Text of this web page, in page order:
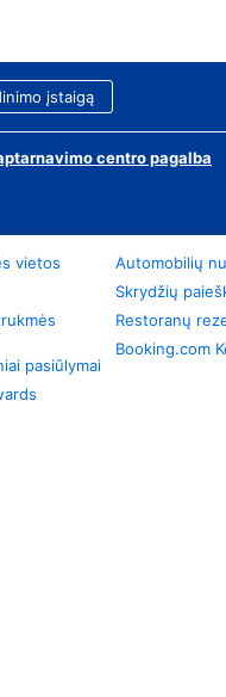
įstaigą
centro pagalba
vietos
pasiūlymai
Automobilių
Skrydžių
Restoranų
Booking.com